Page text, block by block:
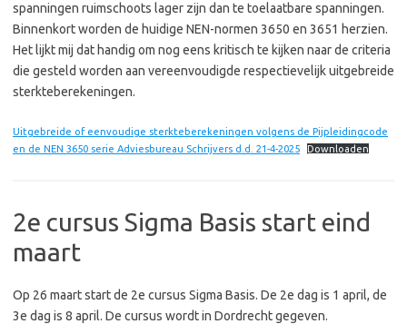
spanningen ruimschoots lager zijn dan te toelaatbare spanningen.
Binnenkort worden de huidige NEN-normen 3650 en 3651 herzien.
Het lijkt mij dat handig om nog eens kritisch te kijken naar de criteria
die gesteld worden aan vereenvoudigde respectievelijk uitgebreide
sterkteberekeningen.
Uitgebreide of eenvoudige sterkteberekeningen volgens de Pijpleidingcode
en de NEN 3650 serie Adviesbureau Schrijvers d.d. 21-4-2025
Downloaden
2e cursus Sigma Basis start eind
maart
Op 26 maart start de 2e cursus Sigma Basis. De 2e dag is 1 april, de
3e dag is 8 april. De cursus wordt in Dordrecht gegeven.